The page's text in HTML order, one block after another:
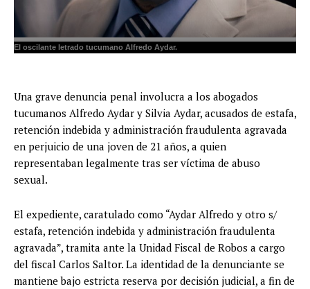
El oscilante letrado tucumano Alfredo Aydar.
Una grave denuncia penal involucra a los abogados
tucumanos Alfredo Aydar y Silvia Aydar, acusados de estafa,
retención indebida y administración fraudulenta agravada
en perjuicio de una joven de 21 años, a quien
representaban legalmente tras ser víctima de abuso
sexual.
El expediente, caratulado como “Aydar Alfredo y otro s/
estafa, retención indebida y administración fraudulenta
agravada”, tramita ante la Unidad Fiscal de Robos a cargo
del fiscal Carlos Saltor. La identidad de la denunciante se
mantiene bajo estricta reserva por decisión judicial, a fin de